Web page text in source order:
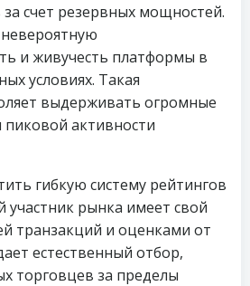
счет резервных мощностей.
и живучесть платформы в
условиях. Такая
выдерживать огромные
пиковой активности
гибкую систему рейтингов
рынка имеет свой
транзакций и оценками от
естественный отбор,
торговцев за пределы